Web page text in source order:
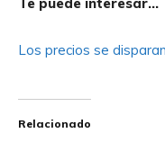
Te puede interesar…
Los precios se
Relacionado